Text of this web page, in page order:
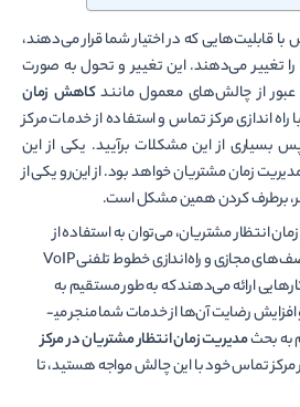
قابلیت‌هایی که در اختیار شما قرار می‌دهند،
تغییر می‌دهند. این تغییر و تحول به صورت
عبور از چالش‌های معمول مانندکاهش زمان
اندازی مرکز تماس و استفاده از خدمات مرکز
بسیاری از این مشکلات برآیید. یکی از این
زمان مشتریان خواهد بود. از این‌رو یکی از
برطرف کردن همین مشکل است.
انتظار مشتریان، می­‌توان به استفاده از
سیستم‌های هوشمند مانند صف‌های مجازی و راه‌اندازی خطوط تلفنی VoIP
ارائه می­‌دهند که به طور مستقیم به
کاهش زمان انتظار مشتریان و افزایش رضایت آن‌ها از خدمات شما منجر می­
به بحثمدیریت زمان انتظار مشتریان در مرکز
مرکز تماس خود با این چالش مواجه هستید، تا